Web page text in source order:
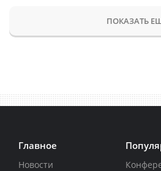
ПОКАЗАТЬ
Главное
Новости